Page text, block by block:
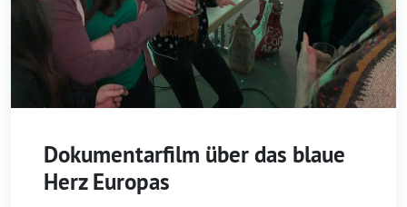
Dokumentarfilm über das blaue
Herz Europas